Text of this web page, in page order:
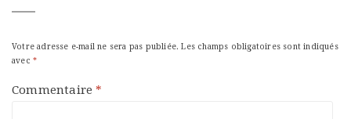
Votre adresse e-mail ne sera pas publiée. Les champs obligatoires sont indiqués
avec *
Commentaire *